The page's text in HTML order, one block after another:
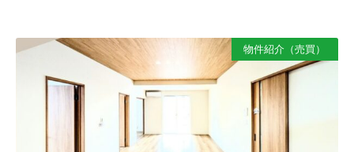
物件紹介（売買）